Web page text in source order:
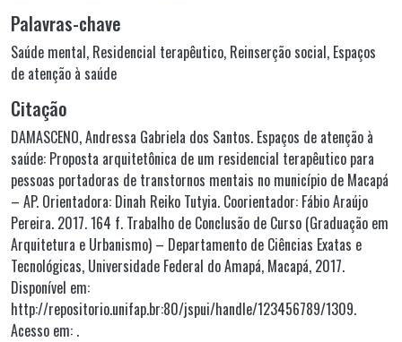
Palavras-chave
Saúde mental, Residencial terapêutico, Reinserção social, Espaços
de atenção à saúde
Citação
DAMASCENO, Andressa Gabriela dos Santos. Espaços de atenção à
saúde: Proposta arquitetônica de um residencial terapêutico para
pessoas portadoras de transtornos mentais no município de Macapá
– AP. Orientadora: Dinah Reiko Tutyia. Coorientador: Fábio Araújo
Pereira. 2017. 164 f. Trabalho de Conclusão de Curso (Graduação em
Arquitetura e Urbanismo) – Departamento de Ciências Exatas e
Tecnológicas, Universidade Federal do Amapá, Macapá, 2017.
Disponível em:
http://repositorio.unifap.br:80/jspui/handle/123456789/1309.
Acesso em: .